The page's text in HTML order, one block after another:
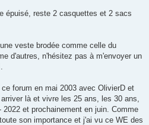
épuisé, reste 2 casquettes et 2 sacs
veste brodée comme celle du
d'autres, n'hésitez pas à m'envoyer un
forum en mai 2003 avec OlivierD et
là et vivre les 25 ans, les 30 ans,
et prochainement en juin. Comme
son importance et j'ai vu ce WE des